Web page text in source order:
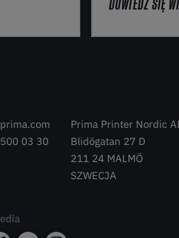
DOWIEDZ SIĘ
03 30
Prima Printer Nordic
Blidögatan 27 D
211 24 MALMÖ
SZWECJA